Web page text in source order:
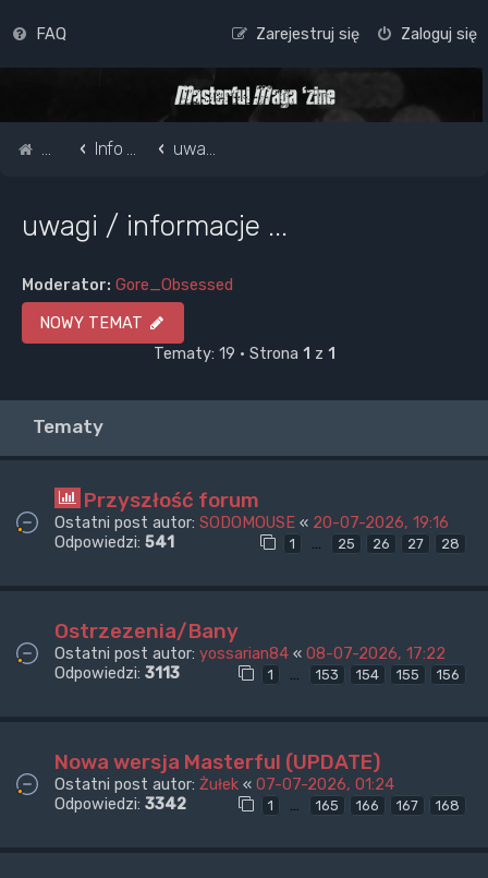
FAQ Zaloguj się
Zarejestruj się
Strona główna
Info o masterful i forum uwagi / informacje ...
uwagi / informacje ...
Moderator: Gore_Obsessed
NOWY TEMAT
Tematy: 19 • Strona 1 z 1
Tematy
Przyszłość forum
Ostatni post autor: SODOMOUSE « 20-07-2026, 19:16
Odpowiedzi: 541 1 … 25 26 27 28
Ostrzezenia/Bany
Ostatni post autor: yossarian84 « 08-07-2026, 17:22
Odpowiedzi: 3113 1 … 153 154 155 156
Nowa wersja Masterful (UPDATE)
Ostatni post autor: Żułek « 07-07-2026, 01:24
Odpowiedzi: 3342 1 … 165 166 167 168